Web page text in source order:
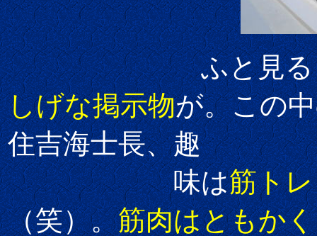
ふと見ると、Ｖ
しげな掲示物が。この
住吉海士長、趣
味は筋トレ
（笑）。筋肉はともかく